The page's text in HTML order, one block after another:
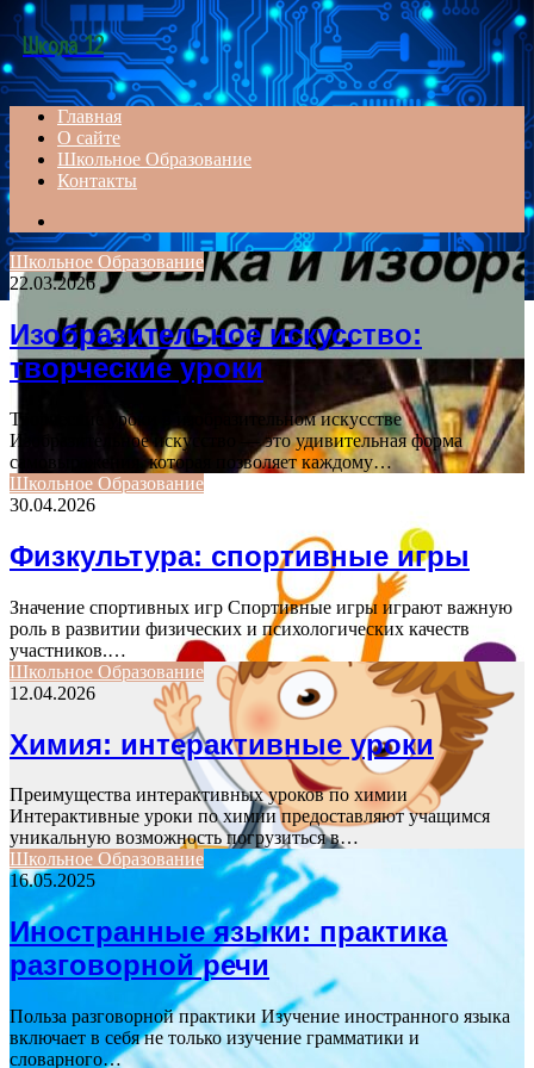
Menu
Школа 12
Главная
О сайте
Школьное Образование
Контакты
for
Школьное Образование
22.03.2026
Изобразительное искусство:
творческие уроки
Творческие уроки в изобразительном искусстве
Изобразительное искусство — это удивительная форма
самовыражения, которая позволяет каждому…
Школьное Образование
30.04.2026
Физкультура: спортивные игры
Значение спортивных игр Спортивные игры играют важную
роль в развитии физических и психологических качеств
участников.…
Школьное Образование
12.04.2026
Химия: интерактивные уроки
Преимущества интерактивных уроков по химии
Интерактивные уроки по химии предоставляют учащимся
уникальную возможность погрузиться в…
Школьное Образование
16.05.2025
Иностранные языки: практика
разговорной речи
Польза разговорной практики Изучение иностранного языка
включает в себя не только изучение грамматики и
словарного…